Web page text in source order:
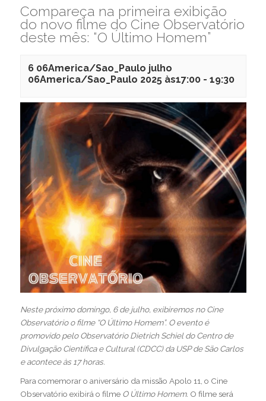
Compareça na primeira exibição
do novo filme do Cine Observatório
deste mês: “O Último Homem”
6 06America/Sao_Paulo julho
06America/Sao_Paulo 2025 às17:00- 19:30
Neste próximo domingo, 6 de julho, exibiremos no Cine
Observatório o filme “O Último Homem”. O evento é
promovido pelo Observatório Dietrich Schiel do Centro de
Divulgação Científica e Cultural (CDCC) da USP de São Carlos
e acontece às 17 horas.
Para comemorar o aniversário da missão Apolo 11, o Cine
Observatório exibirá o filme O Último Homem. O filme será